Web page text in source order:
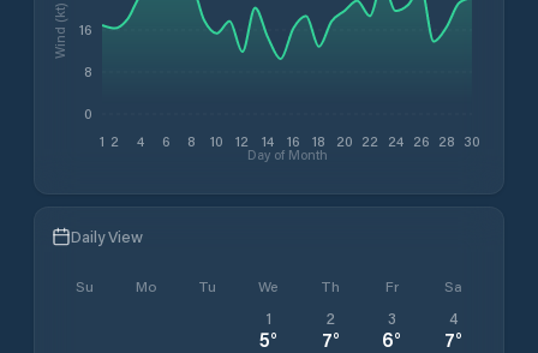
1 2 4 6 8 10 12 14 16 18 20 22 24 26 28 30
Day of Month
0
8
16
Wind (kt)
Daily View
Su Mo Tu We Th Fr Sa
1
5°
2
7°
3
6°
4
7°